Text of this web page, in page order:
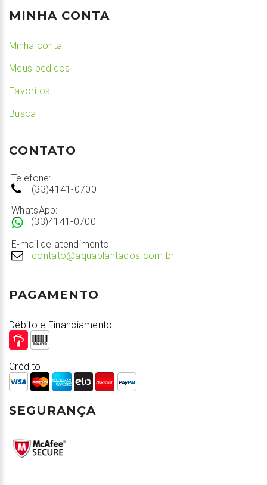
MINHA CONTA
Minha conta
Meus pedidos
Favoritos
Busca
CONTATO
Telefone:
(33)4141-0700
WhatsApp:
(33)4141-0700
E-mail de atendimento:
contato@aquaplantados.com.br
PAGAMENTO
Débito e Financiamento
Crédito
SEGURANÇA